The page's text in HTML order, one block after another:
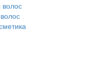
волос